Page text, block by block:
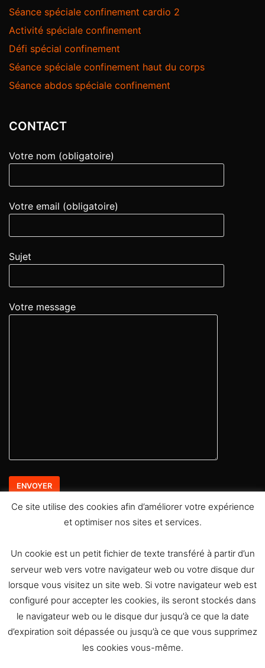
Séance spéciale confinement cardio 2
Activité spéciale confinement
Défi spécial confinement
Séance spéciale confinement haut du corps
Séance abdos spéciale confinement
CONTACT
Votre nom (obligatoire)
Votre email (obligatoire)
Sujet
Votre message
L
00:00 00:06
Ce site utilise des cookies afin d’améliorer votre expérience
et optimiser nos sites et services.
Un cookie est un petit fichier de texte transféré à partir d’un
serveur web vers votre navigateur web ou votre disque dur
lorsque vous visitez un site web. Si votre navigateur web est
configuré pour accepter les cookies, ils seront stockés dans
le navigateur web ou le disque dur jusqu’à ce que la date
d’expiration soit dépassée ou jusqu’à ce que vous supprimez
les cookies vous-même.